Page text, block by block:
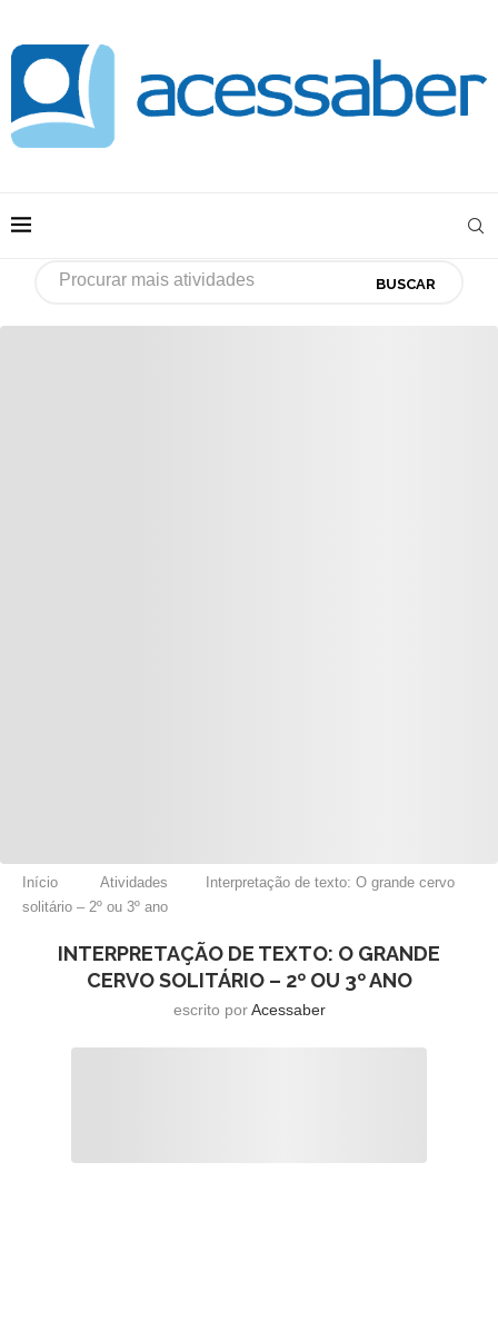
BUSCAR
Início Atividades
Interpretação de texto: O grande cervo
solitário – 2º ou 3º ano
INTERPRETAÇÃO DE TEXTO: O GRANDE
CERVO SOLITÁRIO – 2º OU 3º ANO
escrito porAcessaber